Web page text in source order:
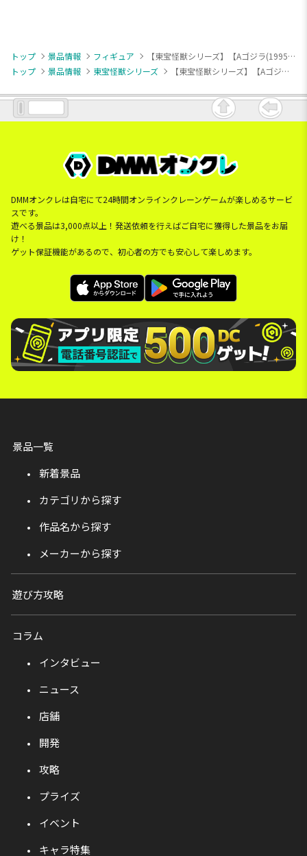
トップ 景品情報 フィギュア
【東宝怪獣シリーズ】【Aゴジラ(1995/ブラック)】東宝怪獣シリーズ 鎮座獣EX ゴジラ（1995）
トップ
景品情報 東宝怪獣シリーズ 【東宝怪獣シリーズ】【Aゴジラ(1995/ブラック)】東宝怪獣シリーズ 鎮座獣EX ゴジラ（1995）
DMMオンクレは自宅にて24時間オンラインクレーンゲームが楽しめるサービ
スです。
遊べる景品は3,000点以上！発送依頼を行えばご自宅に獲得した景品をお届
け！
ゲット保証機能があるので、初心者の方でも安心して楽しめます。
景品一覧
新着景品
カテゴリから探す
作品名から探す
メーカーから探す
遊び方攻略
コラム
インタビュー
ニュース
店舗
開発
攻略
プライズ
イベント
キャラ特集